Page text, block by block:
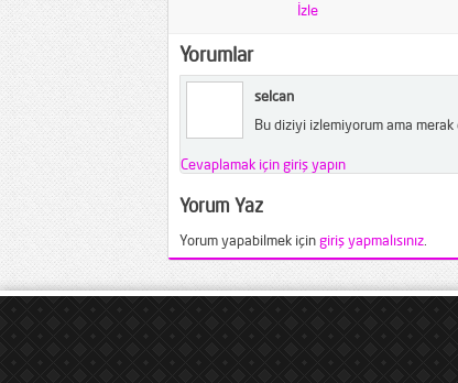
İzle
Yorumlar
selcan
Bu diziyi izlemiyorum ama
Cevaplamak için giriş yapın
Yorum Yaz
Yorum yapabilmek içingiriş yapmalısınız